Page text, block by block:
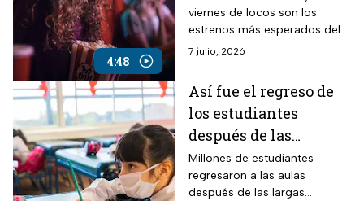
4:48
viernes de locos son los
estrenos más esperados del
mes de agosto, ambas
7 julio, 2026
Así fue el regreso de
los estudiantes
después de las
vacaciones
Millones de estudiantes
regresaron a las aulas
después de las largas